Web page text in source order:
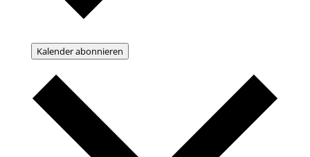
Kalender abonnieren